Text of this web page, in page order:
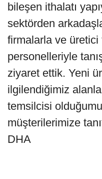
bileşen ithalatı
sektörden
firmalarla ve üretici
personelleriyle
ziyaret ettik. Yeni
ilgilendiğimiz
temsilcisi
müşterilerimize
DHA